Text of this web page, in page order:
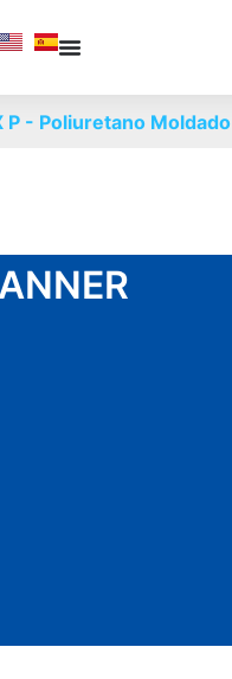
P - Poliuretano Moldado